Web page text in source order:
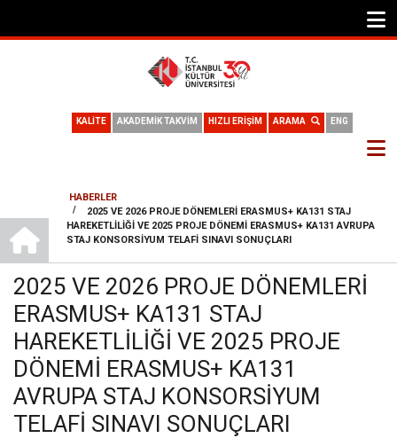
ENG
ARAMA
HIZLI ERİŞİM
AKADEMİK TAKVİM
KALİTE
SAYFA
YOLU
HABERLER
/
2025 VE 2026 PROJE DÖNEMLERİ ERASMUS+ KA131 STAJ
HAREKETLİLİĞİ VE 2025 PROJE DÖNEMİ ERASMUS+ KA131 AVRUPA
STAJ KONSORSİYUM TELAFİ SINAVI SONUÇLARI
2025 VE 2026 PROJE DÖNEMLERİ
ERASMUS+ KA131 STAJ
HAREKETLİLİĞİ VE 2025 PROJE
DÖNEMİ ERASMUS+ KA131
AVRUPA STAJ KONSORSİYUM
TELAFİ SINAVI SONUÇLARI